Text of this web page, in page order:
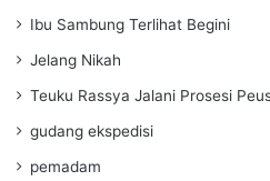
Ibu Sambung Terlihat Begini
Jelang Nikah
Teuku Rassya Jalani Prosesi
gudang ekspedisi
pemadam